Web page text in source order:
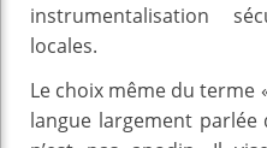
instrumentalisation
locales.
Le choix même du terme
langue largement parlée